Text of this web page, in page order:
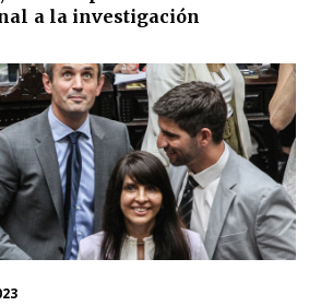
a la investigación